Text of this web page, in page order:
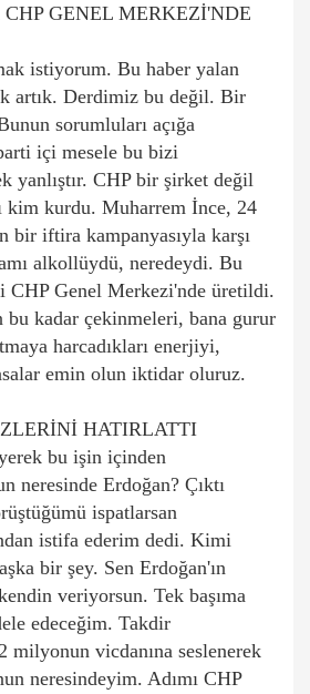
GENEL MERKEZİ'NDE
istiyorum. Bu haber yalan
artık. Derdimiz bu değil. Bir
sorumluları açığa
içi mesele bu bizi
yanlıştır. CHP bir şirket değil
kim kurdu. Muharrem İnce, 24
bir iftira kampanyasıyla karşı
alkollüydü, neredeydi. Bu
CHP Genel Merkezi'nde üretildi.
bu kadar çekinmeleri, bana gurur
harcadıkları enerjiyi,
emin olun iktidar oluruz.
HATIRLATTI
bu işin içinden
neresinde Erdoğan? Çıktı
ispatlarsan
istifa ederim dedi. Kimi
bir şey. Sen Erdoğan'ın
veriyorsun. Tek başıma
edeceğim. Takdir
milyonun vicdanına seslenerek
neresindeyim. Adımı CHP